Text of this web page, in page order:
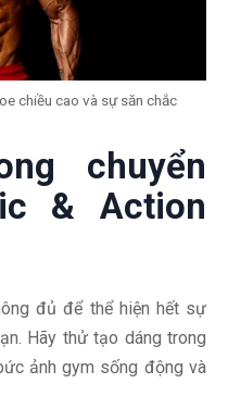
chiều cao và sự săn chắc
chuyển
& Action
đủ để thể hiện hết sự
Hãy thử tạo dáng trong
ảnh gym sống động và